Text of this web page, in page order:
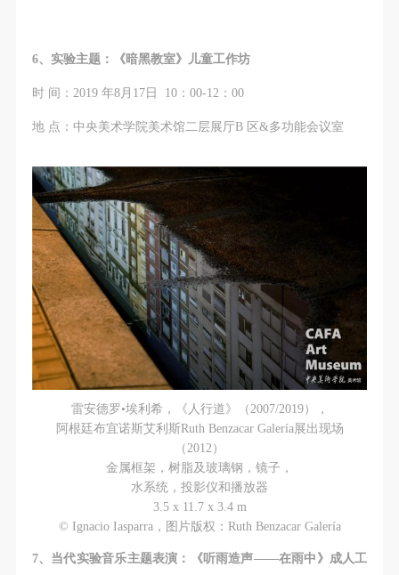
6、实验主题：《暗黑教室》儿童工作坊
时 间：2019 年8月17日 10：00-12：00
地 点：中央美术学院美术馆二层展厅B 区&多功能会议室
雷安德罗•埃利希，《人行道》（2007/2019），
阿根廷布宜诺斯艾利斯Ruth Benzacar Galería展出现场
（2012）
金属框架，树脂及玻璃钢，镜子，
水系统，投影仪和播放器
3.5 x 11.7 x 3.4 m
© Ignacio Iasparra，图片版权：Ruth Benzacar Galería
7、当代实验音乐主题表演：《听雨造声——在雨中》成人工
（1）、本协议未尽事宜，经双方友好协商后可作为
本协议的补充协议，并不得违反相关法律法规规定。
起生效。
（3）、本协议包括纸质档和电子档，纸质档—式二
份，甲乙双方各执一份，均具有同等法律效力。
活动参与者意味着接受并承担本协议的全部义务，未
同意者意味着放弃参加此次活动的权利。凡参加这次
活动前，必须事先与自己的家属沟通，取得家属同
意，同时知晓并同意本免责声明。参加者签名/勾选
后，视作其家属也已知晓并同意。
我已认真阅读上述条款，并且同意。
（1）、本协议未尽事宜，经双方友好协商后可作为
本协议的补充协议，并不得违反相关法律法规规定。
起生效。
（3）、本协议包括纸质档和电子档，纸质档—式二
份，甲乙双方各执一份，均具有同等法律效力。
活动参与者意味着接受并承担本协议的全部义务，未
同意者意味着放弃参加此次活动的权利。凡参加这次
活动前，必须事先与自己的家属沟通，取得家属同
意，同时知晓并同意本免责声明。参加者签名/勾选
后，视作其家属也已知晓并同意。
我已认真阅读上述条款，并且同意。
（1）、本协议未尽事宜，经双方友好协商后可作为
本协议的补充协议，并不得违反相关法律法规规定。
起生效。
（3）、本协议包括纸质档和电子档，纸质档—式二
份，甲乙双方各执一份，均具有同等法律效力。
活动参与者意味着接受并承担本协议的全部义务，未
同意者意味着放弃参加此次活动的权利。凡参加这次
活动前，必须事先与自己的家属沟通，取得家属同
意，同时知晓并同意本免责声明。参加者签名/勾选
后，视作其家属也已知晓并同意。
我已认真阅读上述条款，并且同意。
可使用雅昌艺术网会员账户登录